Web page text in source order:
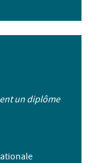
un diplôme